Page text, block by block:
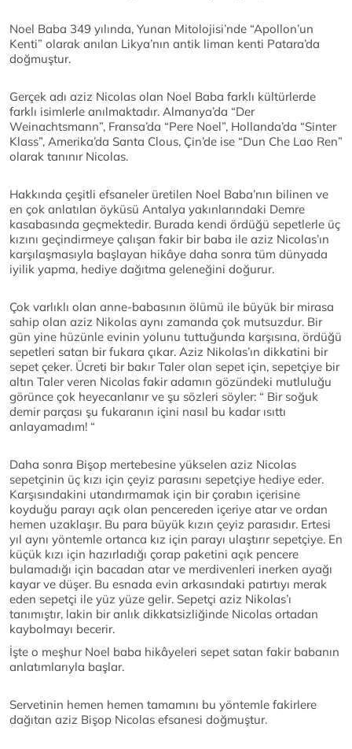
Noel Baba 349 yılında, Yunan Mitolojisi’nde “Apollon’un
Kenti” olarak anılan Likya’nın antik liman kenti Patara’da
doğmuştur.
Gerçek adı aziz Nicolas olan Noel Baba farklı kültürlerde
farklı isimlerle anılmaktadır. Almanya’da “Der
Weinachtsmann”, Fransa’da “Pere Noel”, Hollanda’da “Sinter
Klass”, Amerika’da Santa Clous, Çin’de ise “Dun Che Lao Ren”
olarak tanınır Nicolas.
Hakkında çeşitli efsaneler üretilen Noel Baba’nın bilinen ve
en çok anlatılan öyküsü Antalya yakınlarındaki Demre
kasabasında geçmektedir. Burada kendi ördüğü sepetlerle üç
kızını geçindirmeye çalışan fakir bir baba ile aziz Nicolas’ın
karşılaşmasıyla başlayan hikâye daha sonra tüm dünyada
iyilik yapma, hediye dağıtma geleneğini doğurur.
Çok varlıklı olan anne-babasının ölümü ile büyük bir mirasa
sahip olan aziz Nikolas aynı zamanda çok mutsuzdur. Bir
gün yine hüzünle evinin yolunu tuttuğunda karşısına, ördüğü
sepetleri satan bir fukara çıkar. Aziz Nikolas’ın dikkatini bir
sepet çeker. Ücreti bir bakır Taler olan sepet için, sepetçiye bir
altın Taler veren Nicolas fakir adamın gözündeki mutluluğu
görünce çok heyecanlanır ve şu sözleri söyler: “ Bir soğuk
demir parçası şu fukaranın içini nasıl bu kadar ısıttı
anlayamadım! “
Daha sonra Bişop mertebesine yükselen aziz Nicolas
sepetçinin üç kızı için çeyiz parasını sepetçiye hediye eder.
Karşısındakini utandırmamak için bir çorabın içerisine
koyduğu parayı açık olan pencereden içeriye atar ve ordan
hemen uzaklaşır. Bu para büyük kızın çeyiz parasıdır. Ertesi
yıl aynı yöntemle ortanca kız için parayı ulaştırır sepetçiye. En
küçük kızı için hazırladığı çorap paketini açık pencere
bulamadığı için bacadan atar ve merdivenleri inerken ayağı
kayar ve düşer. Bu esnada evin arkasındaki patırtıyı merak
eden sepetçi ile yüz yüze gelir. Sepetçi aziz Nikolas’ı
tanımıştır, lakin bir anlık dikkatsizliğinde Nicolas ortadan
kaybolmayı becerir.
İşte o meşhur Noel baba hikâyeleri sepet satan fakir babanın
anlatımlarıyla başlar.
Servetinin hemen hemen tamamını bu yöntemle fakirlere
dağıtan aziz Bişop Nicolas efsanesi doğmuştur.